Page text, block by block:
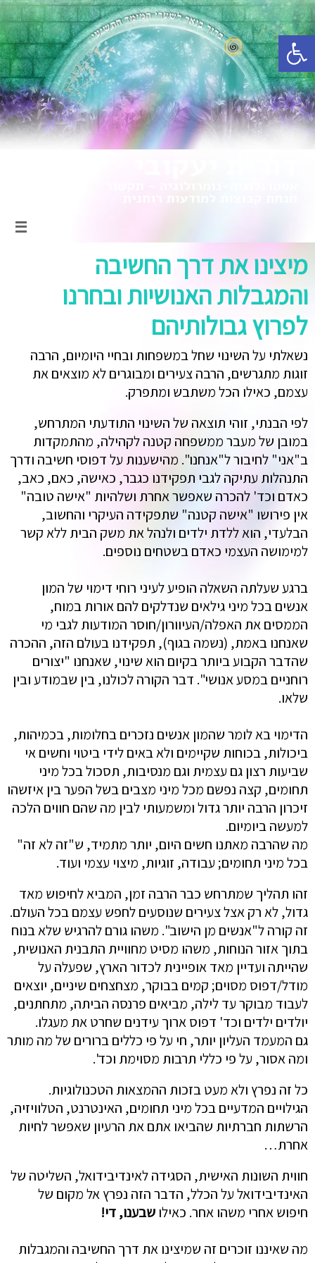
פתח סרגל נגישות
מיצינו את דרך החשיבה
והמגבלות האנושיות ובחרנו
לפרוץ גבולותיהם
נשאלתי על השינוי שחל במשפחות ובחיי היומיום, הרבה
זוגות מתגרשים, הרבה צעירים ומבוגרים לא מוצאים את
עצמם, כאילו הכל משתבש ומתפרק.
לפי הבנתי, זוהי תוצאה של השינוי התודעתי המתרחש,
במובן של מעבר ממשפחה קטנה לקהילה, מהתמקדות
ב"אני" לחיבור ל"אנחנו". מהישענות על דפוסי חשיבה ודרך
התנהלות עתיקה לגבי תפקידנו כגבר, כאישה, כאם, כאב,
כאדם וכד' להכרה שאפשר אחרת ושלהיות "אישה טובה"
אין פירושו "אישה קטנה" שתפקידה העיקרי והחשוב,
הבלעדי, הוא ללדת ילדים ולנהל את משק הבית ללא קשר
למימושה העצמי כאדם בשטחים נוספים.
ברגע שעלתה השאלה הופיע לעיני רוחי דימוי של המון
אנשים בכל מיני גילאים שנדלקים להם אורות במוח,
הממסים את האפלה/העיוורון/חוסר המודעות לגבי מי
שאנחנו באמת, (נשמה בגוף), תפקידנו בעולם הזה, ההכרה
שהדבר הקבוע ביותר בקיום הוא שינוי, שאנחנו "יצורים
רוחניים במסע אנושי". דבר הקורה לכולנו, בין שבמודע ובין
שלאו.
הדימוי בא לומר שהמון אנשים נזכרים בחלומות, בכמיהות,
ביכולות, בכוחות שקיימים ולא באים לידי ביטוי וחשים אי
שביעות רצון גם עצמית וגם מנסיבות, תסכול בכל מיני
תחומים, קצה נפשם מכל מיני מצבים בשל הפער בין איזשהו
זיכרון הרבה יותר גדול ומשמעותי לבין מה שהם חווים הלכה
למעשה ביומיום.
מה שהרבה מאתנו חשים היום, יותר מתמיד, ש"זה לא זה"
בכל מיני תחומים; עבודה, זוגיות, מיצוי עצמי ועוד.
זהו תהליך שמתרחש כבר הרבה זמן, המביא לחיפוש מאד
גדול, לא רק אצל צעירים שנוסעים לחפש עצמם בכל העולם.
זה קורה ל"אנשים מן הישוב". משהו גורם להרגיש שלא בנוח
בתוך אזור הנוחות, משהו מסיט מחוויית התבנית האנושית,
שהייתה ועדיין מאד אופיינית לכדור הארץ, שפעלה על
מודל/דפוס מסוים; קמים בבוקר, מצחצחים שיניים, יוצאים
לעבוד מבוקר עד לילה, מביאים פרנסה הביתה, מתחתנים,
יולדים ילדים וכד' דפוס ארוך עידנים שחרט את מעגלו.
גם המעמד העליון יותר, חי על פי כללים ברורים של מה מותר
ומה אסור, על פי כללי תרבות מסוימת וכד'.
כל זה נפרץ ולא מעט בזכות ההמצאות הטכנולוגיות.
הגילויים המדעיים בכל מיני תחומים, האינטרנט, הטלוויזיה,
הרשתות חברתיות שהביאו אתם את הרעיון שאפשר לחיות
אחרת…
חווית השונות האישית, הסגידה לאינדיבידואל, השליטה של
האינדיבידואל על הכלל, הדבר הזה נפרץ אל מקום של
חיפוש אחרי משהו אחר. כאילושבענו, די!
מה שאיננו זוכרים זה שמיצינו את דרך החשיבה והמגבלות